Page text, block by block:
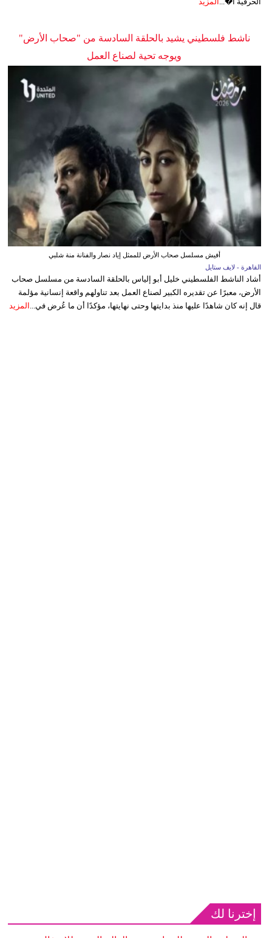
ناشط فلسطيني يشيد بالحلقة السادسة من "صحاب الأرض"
ويوجه تحية لصناع العمل
أفيش مسلسل صحاب الأرض للممثل إياد نصار والفنانة منة شلبي
القاهرة - لايف ستايل
أشاد الناشط الفلسطيني خليل أبو إلياس بالحلقة السادسة من مسلسل صحاب
الأرض، معبرًا عن تقديره الكبير لصناع العمل بعد تناولهم واقعة إنسانية مؤلمة
قال إنه كان شاهدًا عليها منذ بدايتها وحتى نهايتها، مؤكدًا أن ما عُرض في... المزيد
إخترنا لك